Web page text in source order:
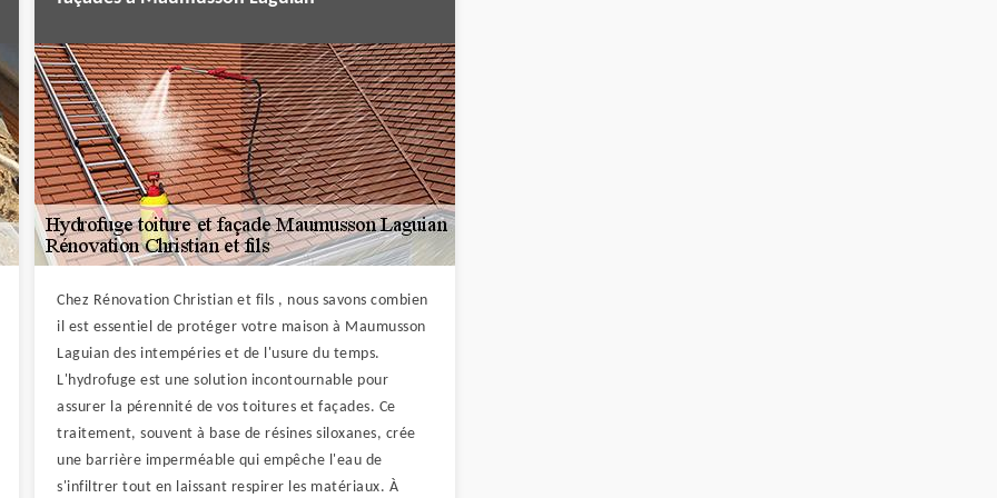
Chez Rénovation Christian et fils , nous savons combien
il est essentiel de protéger votre maison à Maumusson
Laguian des intempéries et de l'usure du temps.
L'hydrofuge est une solution incontournable pour
assurer la pérennité de vos toitures et façades. Ce
traitement, souvent à base de résines siloxanes, crée
une barrière imperméable qui empêche l'eau de
s'infiltrer tout en laissant respirer les matériaux. À